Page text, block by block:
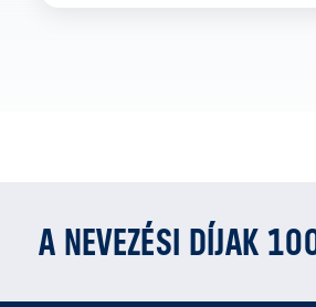
A NEVEZÉSI DÍJAK